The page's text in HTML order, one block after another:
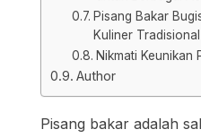
Pisang Bakar
Kuliner Tradisional
Nikmati Keunikan
Author
Pisang bakar adalah